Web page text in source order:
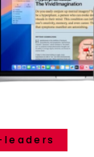
leaders